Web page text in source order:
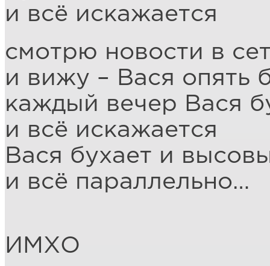
и всё искажается
смотрю новости в
и вижу – Вася опять
каждый вечер Вася
и всё искажается
Вася бухает и
и всё параллельно…
ИМХО